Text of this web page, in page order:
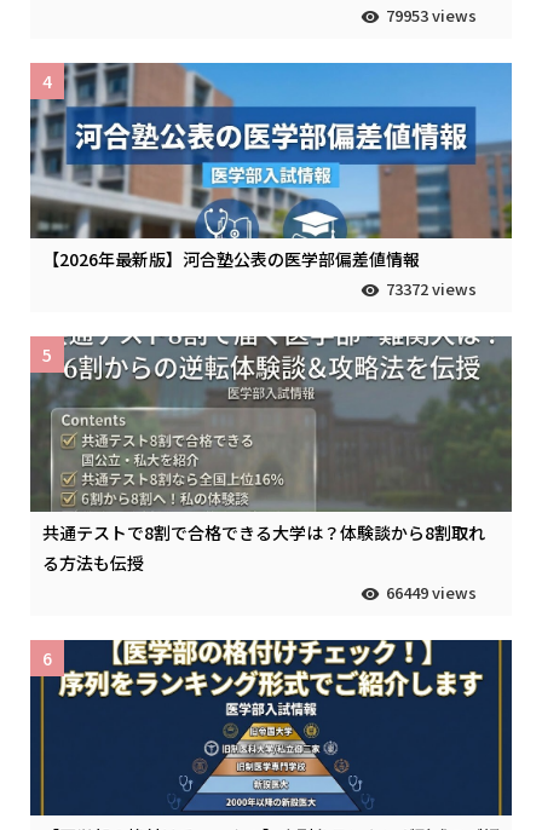
79953 views
【2026年最新版】河合塾公表の医学部偏差値情報
73372 views
4
共通テストで8割で合格できる大学は？体験談から8割取れ
る方法も伝授
66449 views
5
6